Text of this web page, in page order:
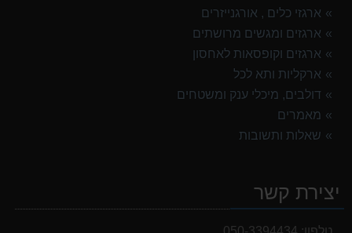
ארגזי כלים , אורגנייזרים
ארגזים ומגשים מרושתים
ארגזים וקופסאות לאחסון
ארקליות ותא לכל
דולבים, מיכלי ענק ומשטחים
מאמרים
שאלות ותשובות
יצירת קשר